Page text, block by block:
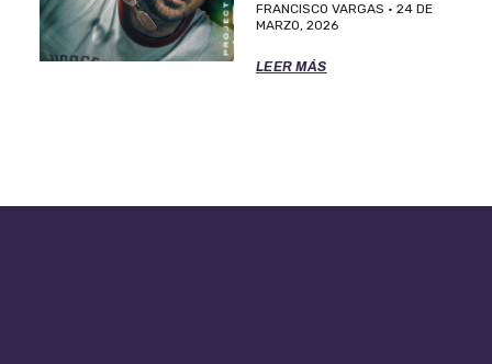
FRANCISCO VARGAS
24 DE
MARZO, 2026
LEER MÁS